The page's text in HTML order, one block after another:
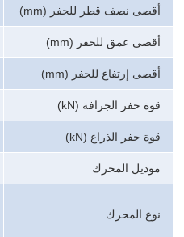
أقصى نصف قطر للحفر (mm)
أقصى عمق للحفر (mm)
أقصى إرتفاع للحفر (mm)
قوة حفر الجرافة (kN)
قوة حفر الذراع (kN)
موديل المحرك
نوع المحرك